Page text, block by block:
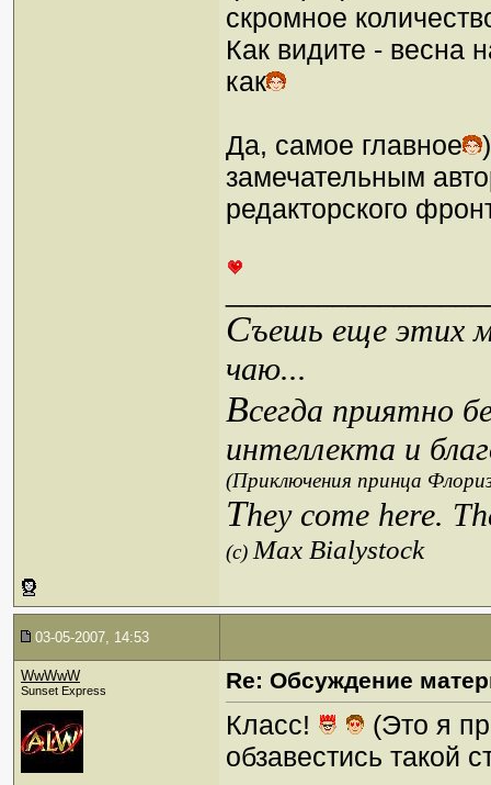
скромное
Как видите - весна
как
Да, самое главное
замечательным
редакторского
Съешь еще этих
чаю...
Всегда приятно
интеллекта и
(Приключения принца
They come here.
(c)Max Bialystock
03-05-2007, 14:53
WwWwW
Sunset Express Re: Обсуждение
Класс!
(Это я
обзавестись такой